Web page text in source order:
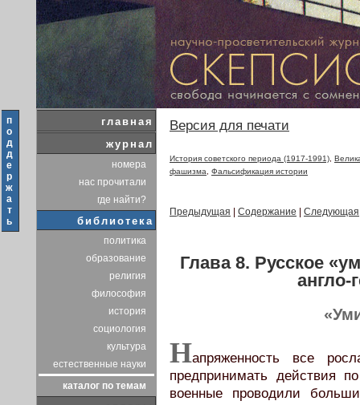
п
о
д
д
е
р
ж
а
т
ь
главная
журнал
номера
нас прочитали
где найти?
библиотека
политика
образование
религия
философия
история
социология
культура
естественные науки
каталог по темам
Версия для печати
История советского периода (1917-1991)
фашизма
Фальсификация истории
Предыдущая Содержание Следующая
Глава 8. Русское
англо-
Напряженность все
предпринимать действия
военные проводили